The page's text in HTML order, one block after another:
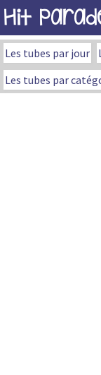
Hit
Les tubes par jour
Les tubes par